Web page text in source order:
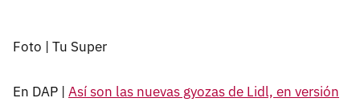
Foto | Tu Super
En DAP | Así son las nuevas gyozas de Lidl, en versión